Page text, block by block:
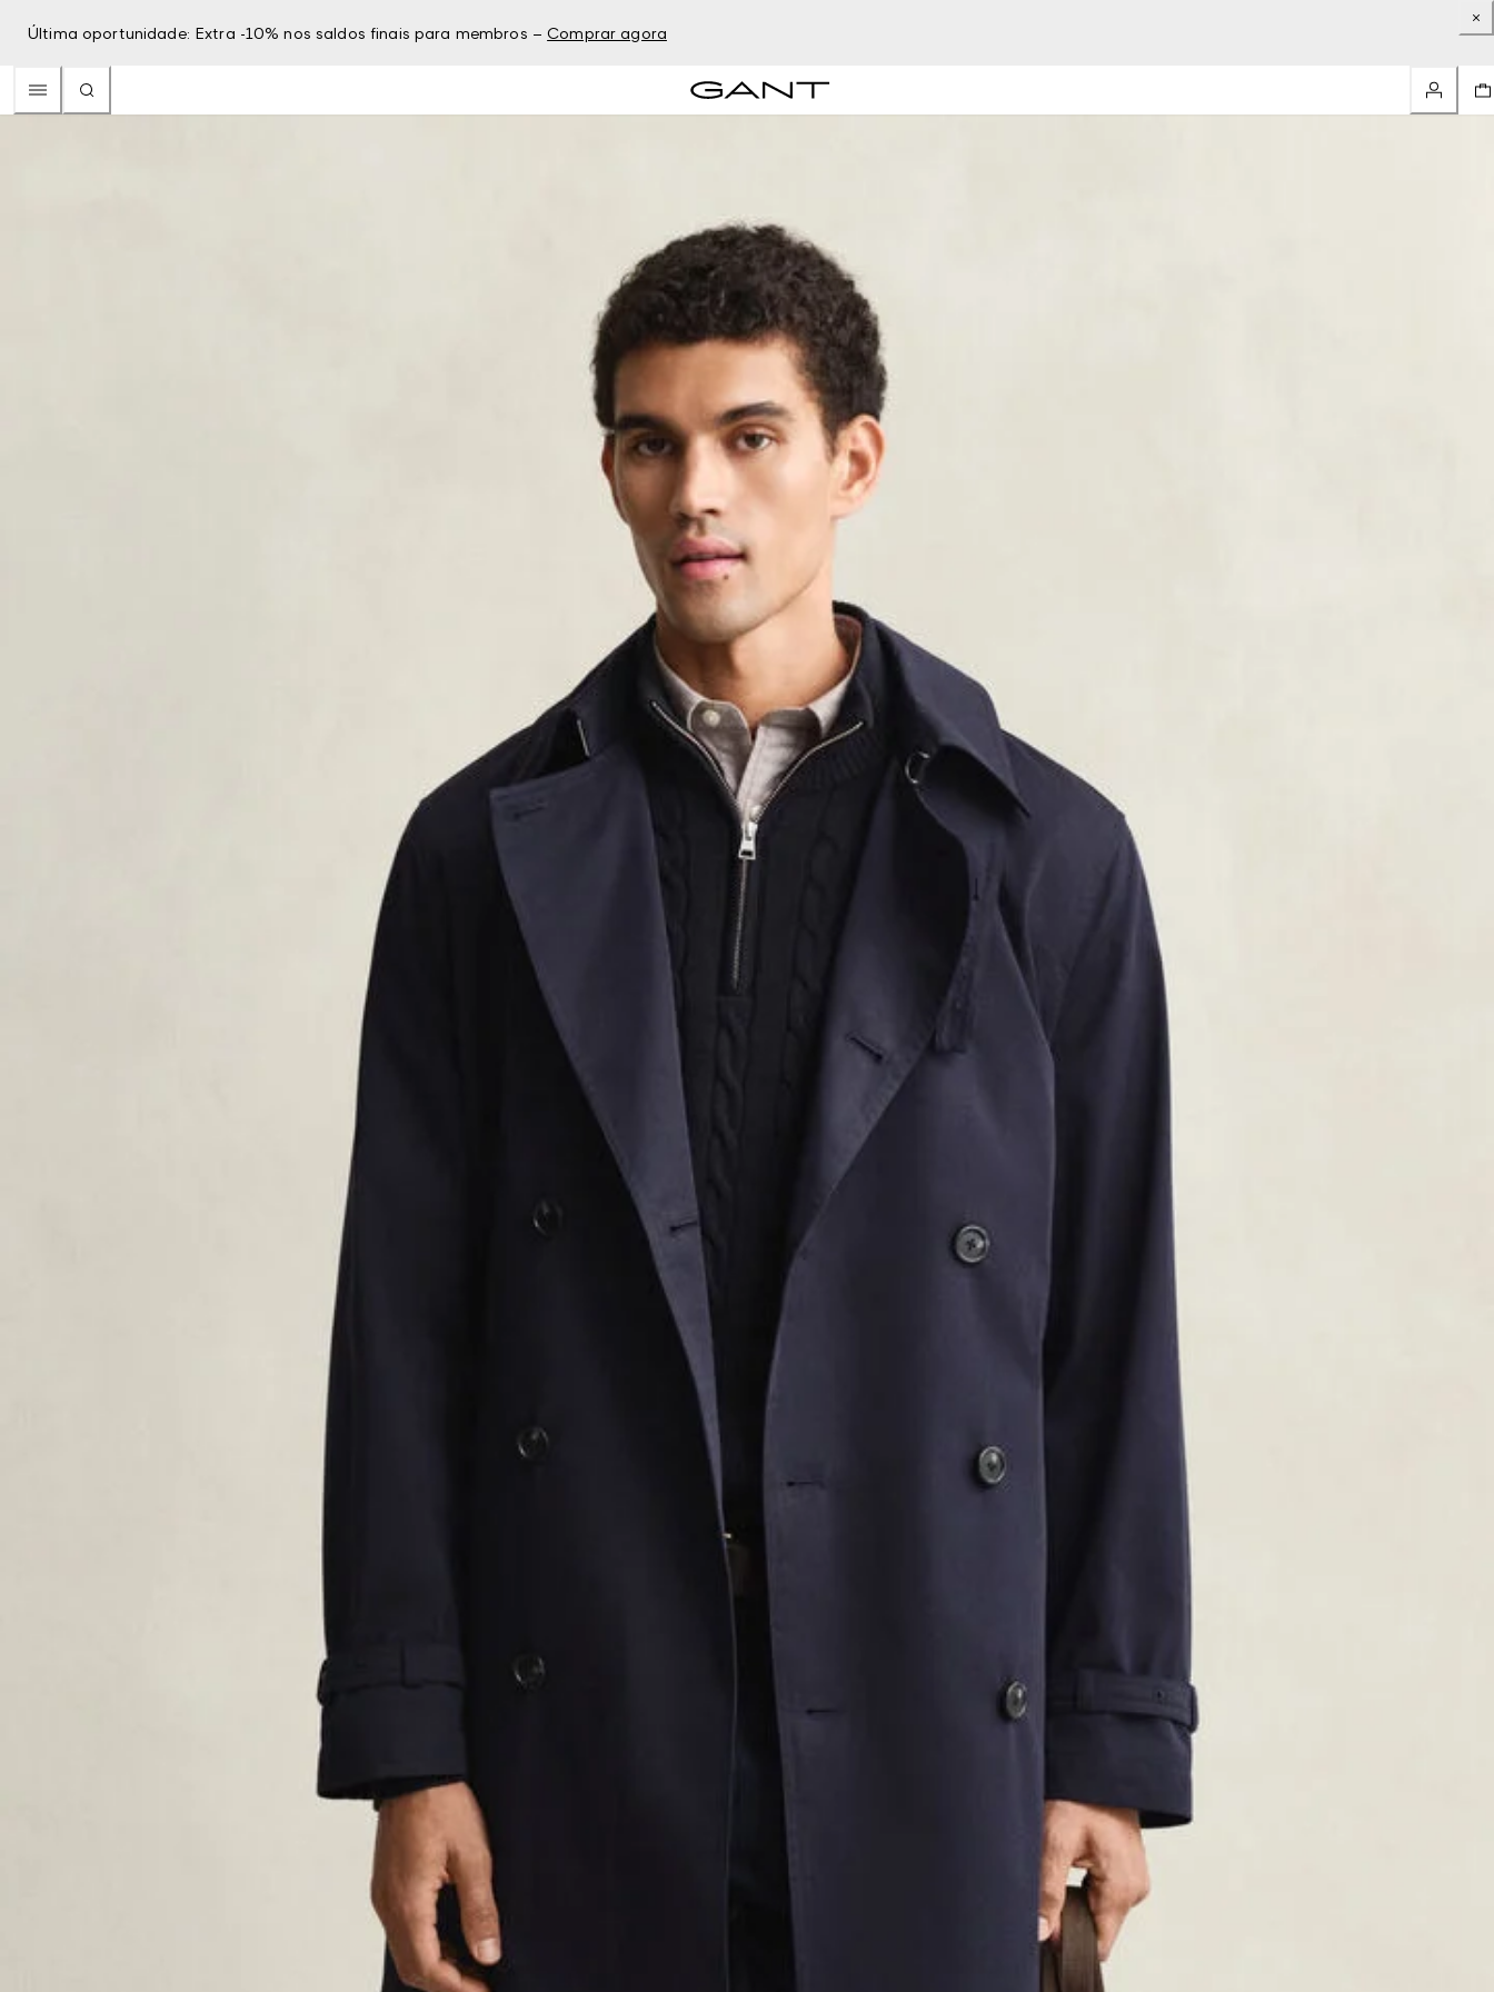
Última oportunidade: Extra -10% nos saldos finais para membros – Comprar agora